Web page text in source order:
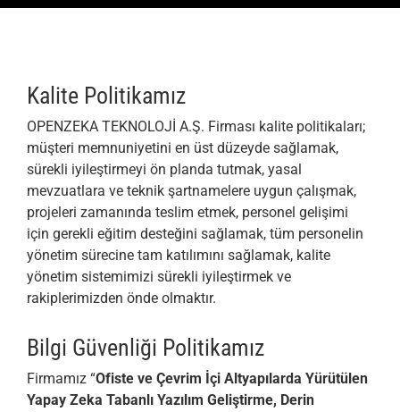
ÇÖZÜMLERİMİZ
BLOG
İLETİŞİM
Kalite Politikamız
OPENZEKA TEKNOLOJİ A.Ş. Firması kalite politikaları;
müşteri memnuniyetini en üst düzeyde sağlamak,
sürekli iyileştirmeyi ön planda tutmak, yasal
mevzuatlara ve teknik şartnamelere uygun çalışmak,
projeleri zamanında teslim etmek, personel gelişimi
için gerekli eğitim desteğini sağlamak, tüm personelin
yönetim sürecine tam katılımını sağlamak, kalite
yönetim sistemimizi sürekli iyileştirmek ve
rakiplerimizden önde olmaktır.
Bilgi Güvenliği Politikamız
Firmamız “Ofiste ve Çevrim İçi Altyapılarda Yürütülen
Yapay Zeka Tabanlı Yazılım Geliştirme, Derin